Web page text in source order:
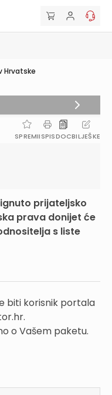
Hrvatske
SPREMIISPISDOCBILJEŠKE
prijateljsko
prava donijet će
s liste
biti korisnik portala
o Vašem paketu.